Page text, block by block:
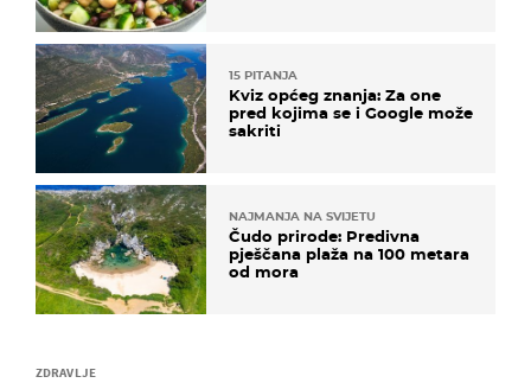
ZDRAVLJE
15 PITANJA
Kviz općeg znanja: Za one
pred kojima se i Google može
sakriti
NAJMANJA NA SVIJETU
Čudo prirode: Predivna
pješčana plaža na 100 metara
od mora